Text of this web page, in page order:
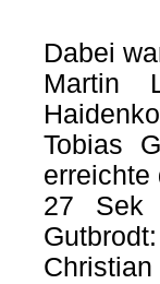
Dabei
Martin
Tobias
erreichte
27 Sek